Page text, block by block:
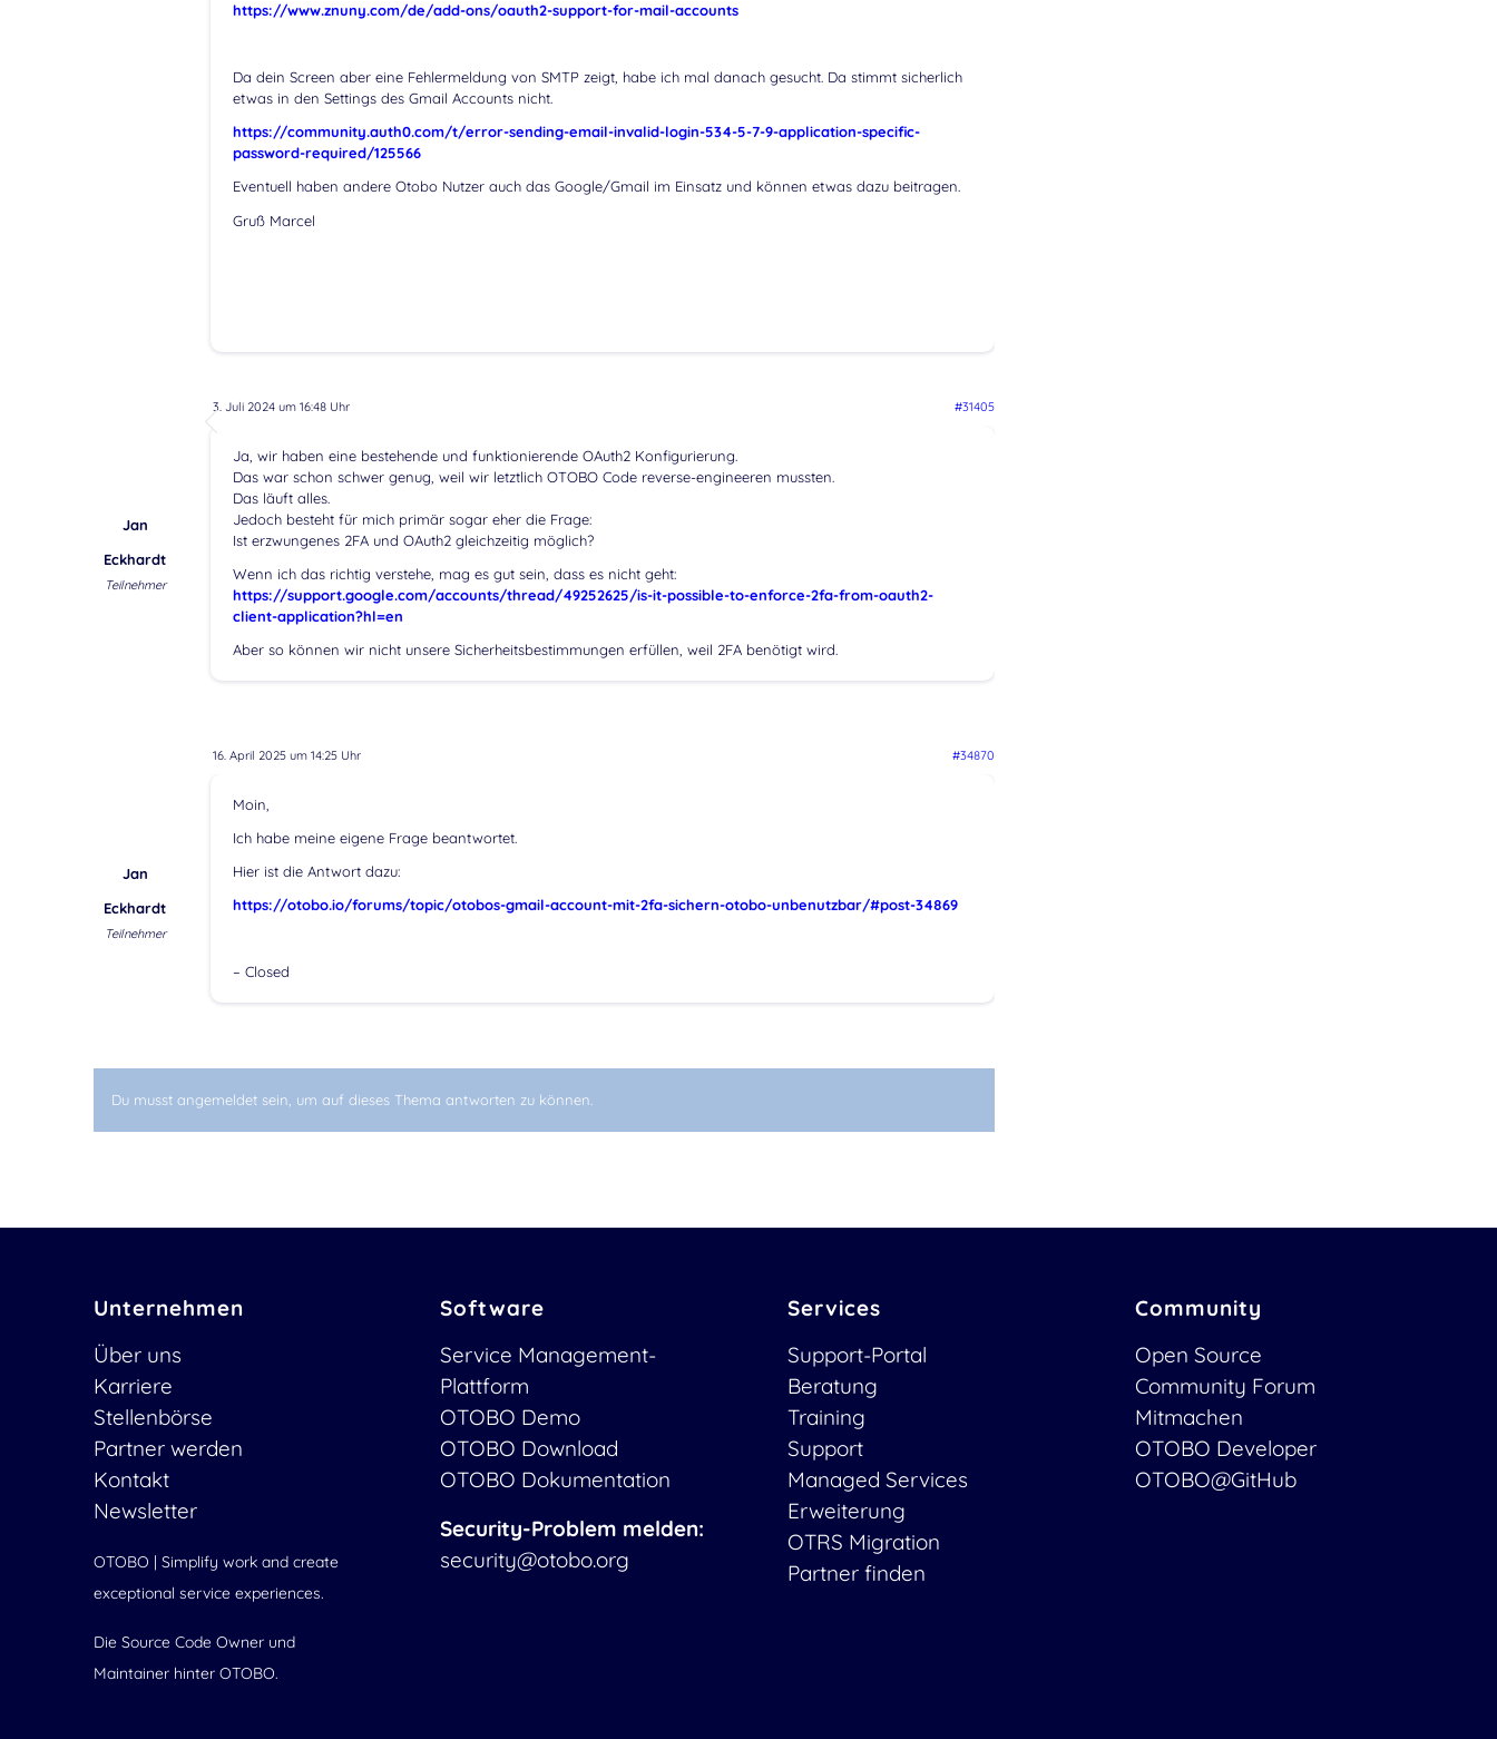
https://www.znuny.com/de/add-ons/oauth2-support-for-mail-accounts
Da dein Screen aber eine Fehlermeldung von SMTP zeigt, habe ich mal danach gesucht. Da stimmt sicherlich
etwas in den Settings des Gmail Accounts nicht.
https://community.auth0.com/t/error-sending-email-invalid-login-534-5-7-9-application-specific-
password-required/125566
Eventuell haben andere Otobo Nutzer auch das Google/Gmail im Einsatz und können etwas dazu beitragen.
Gruß Marcel
3. Juli 2024 um 16:48 Uhr #31405
Jan
Eckhardt
Teilnehmer
Ja, wir haben eine bestehende und funktionierende OAuth2 Konfigurierung.
Das war schon schwer genug, weil wir letztlich OTOBO Code reverse-engineeren mussten.
Das läuft alles.
Jedoch besteht für mich primär sogar eher die Frage:
Ist erzwungenes 2FA und OAuth2 gleichzeitig möglich?
Wenn ich das richtig verstehe, mag es gut sein, dass es nicht geht:
https://support.google.com/accounts/thread/49252625/is-it-possible-to-enforce-2fa-from-oauth2-
client-application?hl=en
Aber so können wir nicht unsere Sicherheitsbestimmungen erfüllen, weil 2FA benötigt wird.
16. April 2025 um 14:25 Uhr #34870
Jan
Eckhardt
Teilnehmer
Moin,
Ich habe meine eigene Frage beantwortet.
Hier ist die Antwort dazu:
https://otobo.io/forums/topic/otobos-gmail-account-mit-2fa-sichern-otobo-unbenutzbar/#post-34869
– Closed
Du musst angemeldet sein, um auf dieses Thema antworten zu können.
Unternehmen
Über uns
Karriere
Stellenbörse
Partner werden
Kontakt
Newsletter
OTOBO | Simplify work and create
exceptional service experiences.
Die Source Code Owner und
Maintainer hinter OTOBO.
Software
Service Management-
Plattform
OTOBO Demo
OTOBO Download
OTOBO Dokumentation
Security-Problem melden:
security@otobo.org
Services
Support-Portal
Beratung
Training
Support
Managed Services
Erweiterung
OTRS Migration
Partner finden
Community
Open Source
Community Forum
Mitmachen
OTOBO Developer
OTOBO@GitHub